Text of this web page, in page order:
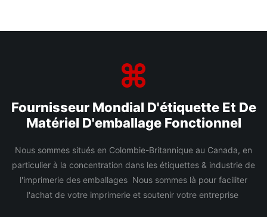
Fournisseur Mondial D'étiquette Et De
Matériel D'emballage Fonctionnel
Nous sommes situés en Colombie-Britannique au Canada, en
particulier à la concentration dans les étiquettes & industrie de
l'imprimerie des emballages Nous sommes là pour faciliter
l'achat de votre imprimerie et soutenir votre entreprise